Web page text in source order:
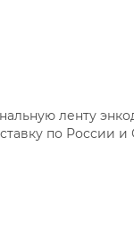
ленту
по России